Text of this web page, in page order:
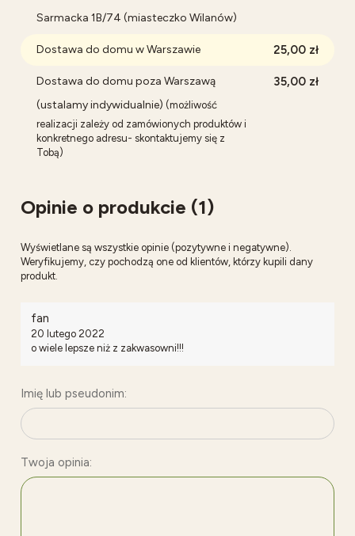
Sarmacka 1B/74 (miasteczko Wilanów)
Dostawa do domu w Warszawie 25,00 zł
Dostawa do domu poza Warszawą
(ustalamy indywidualnie) (możliwość
realizacji zależy od zamówionych produktów i
konkretnego adresu- skontaktujemy się z
Tobą)
35,00 zł
Opinie o produkcie (1)
Wyświetlane są wszystkie opinie (pozytywne i negatywne).
Weryfikujemy, czy pochodzą one od klientów, którzy kupili dany
produkt.
fan
20 lutego 2022
o wiele lepsze niż z zakwasowni!!!
Imię lub pseudonim:
Twoja opinia: